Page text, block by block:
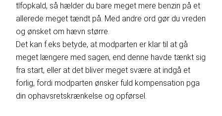
tlfopkald, så hælder du bare meget mere benzin på et
allerede meget tændt på. Med andre ord gør du vreden
og ønsket om hævn større.
Det kan f.eks betyde, at modparten er klar til at gå
meget længere med sagen, end denne havde tænkt sig
fra start, eller at det bliver meget svære at indgå et
forlig, fordi modparten ønsker fuld kompensation pga
din ophavsretskrænkelse og opførsel.